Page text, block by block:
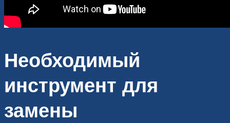
Необходимый
инструмент для
замены